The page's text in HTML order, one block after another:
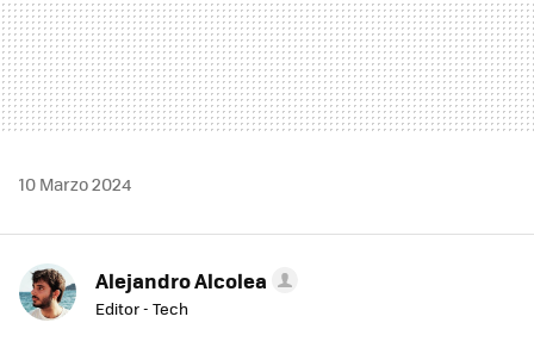
10 Marzo 2024
Alejandro Alcolea
Editor - Tech